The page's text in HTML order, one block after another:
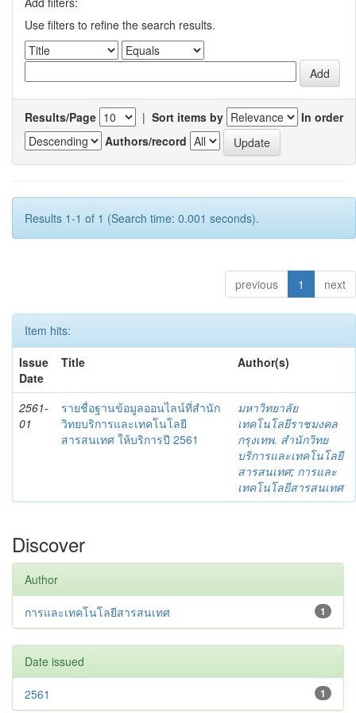
Use filters to refine the search results.
Results/Page | Sort items by
In order
Authors/record
Results 1-1 of 1 (Search time: 0.001 seconds).
previous 1 next
Item hits:
Issue
Date
Title Author(s)
2561-
01
รายชื่อฐานข้อมูลออนไลน์ที่สำนัก
วิทยบริการและเทคโนโลยี
สารสนเทศ ให้บริการปี 2561
มหาวิทยาลัย
เทคโนโลยีราชมงคล
กรุงเทพ. สำนักวิทย
บริการและเทคโนโลยี
สารสนเทศ; การและ
เทคโนโลยีสารสนเทศ
Discover
Author
1
การและเทคโนโลยีสารสนเทศ
Date issued
1
2561